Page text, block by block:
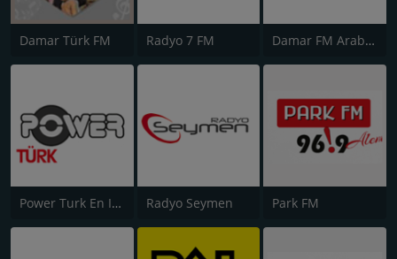
Damar Türk FM Radyo 7 FM Damar FM Arabesk Radyo
Power Turk En Iyiler Radyo Seymen Park FM